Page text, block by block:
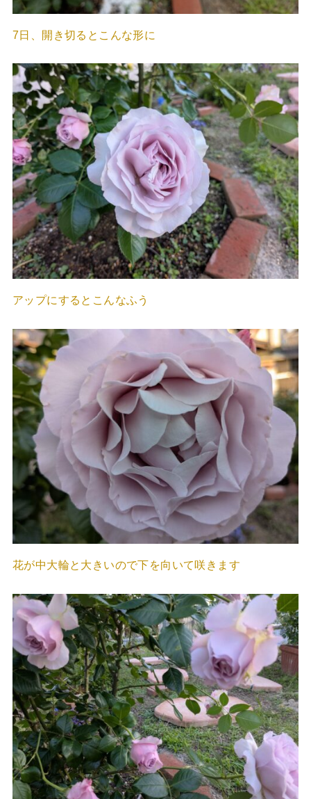
7日、開き切るとこんな形に
アップにするとこんなふう
花が中大輪と大きいので下を向いて咲きます